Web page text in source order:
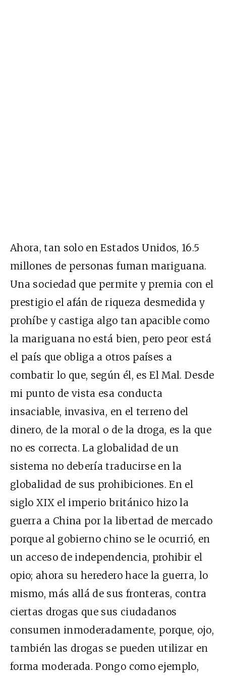
Ahora, tan solo en Estados Unidos, 16.5
millones de personas fuman mariguana.
Una sociedad que permite y premia con el
prestigio el afán de riqueza desmedida y
prohíbe y castiga algo tan apacible como
la mariguana no está bien, pero peor está
el país que obliga a otros países a
combatir lo que, según él, es El Mal. Desde
mi punto de vista esa conducta
insaciable, invasiva, en el terreno del
dinero, de la moral o de la droga, es la que
no es correcta. La globalidad de un
sistema no debería traducirse en la
globalidad de sus prohibiciones. En el
siglo XIX el imperio británico hizo la
guerra a China por la libertad de mercado
porque al gobierno chino se le ocurrió, en
un acceso de independencia, prohibir el
opio; ahora su heredero hace la guerra, lo
mismo, más allá de sus fronteras, contra
ciertas drogas que sus ciudadanos
consumen inmoderadamente, porque, ojo,
también las drogas se pueden utilizar en
forma moderada. Pongo como ejemplo,